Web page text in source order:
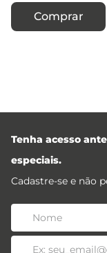
Comprar
Tenha acesso
especiais.
Cadastre-se e não